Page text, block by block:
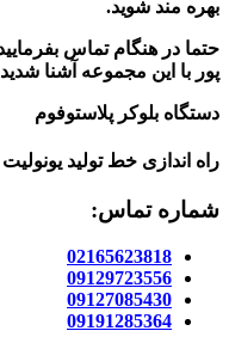
بهره مند شوید.
حتما در هنگام تماس
پور با این مجموعه آشنا
دستگاه بلوکر پلاستوفوم
راه اندازی خط تولید یونولیت
شماره تماس:
02165623818
09129723556
09127085430
09191285364